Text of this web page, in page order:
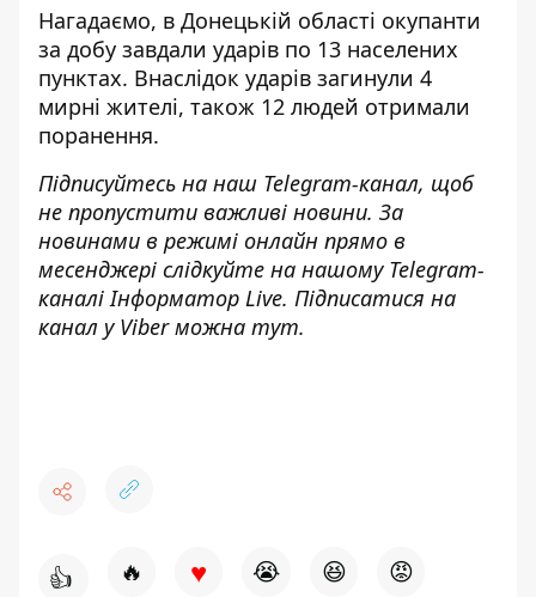
Нагадаємо, в Донецькій області окупанти
за добу завдали ударів по 13 населених
пунктах. Внаслідок ударів загинули 4
мирні жителі, також 12 людей отримали
поранення.
Підписуйтесь на наш Telegram-канал, щоб
не пропустити важливі новини. За
новинами в режимі онлайн прямо в
месенджері слідкуйте на нашому Telegram-
каналіІнформатор Live. Підписатися на
канал у Viber можна тут.
👍 🔥 ♥ 😭 😆 😡